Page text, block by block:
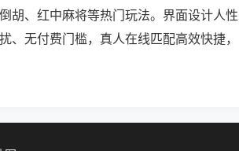
胡、红中麻将等热门玩法。界面设计人性
无付费门槛，真人在线匹配高效快捷，